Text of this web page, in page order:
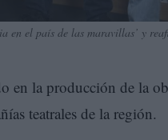
el país de las maravillas’ y
la producción de la
teatrales de la región.